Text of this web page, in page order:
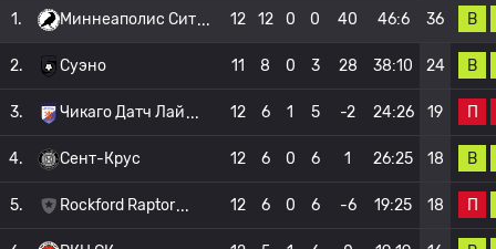
1. Миннеаполис Сит 12 12 0 0 40 46:6 36 В
2. Суэно 11 8 0 3 28 38:10 24 В
3. Чикаго Датч Лай 12 6 1 5 -2 24:26 19 П
4. Сент-Крус 12 6 0 6 1 26:25 18 В
5. Rockford Raptor 12 6 0 6 -6 19:25 18 П